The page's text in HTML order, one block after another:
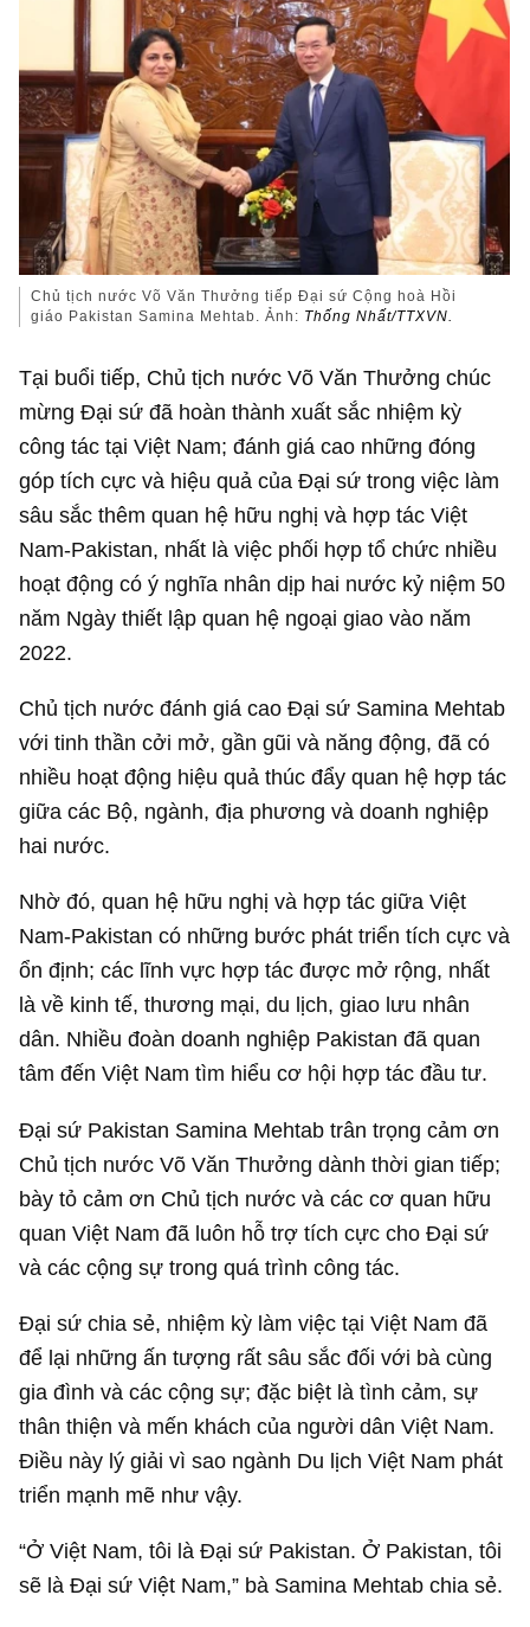
Chủ tịch nước Võ Văn Thưởng tiếp Đại sứ Cộng hoà Hồi
giáo Pakistan Samina Mehtab. Ảnh: Thống Nhất/TTXVN.
Tại buổi tiếp, Chủ tịch nước Võ Văn Thưởng chúc
mừng Đại sứ đã hoàn thành xuất sắc nhiệm kỳ
công tác tại Việt Nam; đánh giá cao những đóng
góp tích cực và hiệu quả của Đại sứ trong việc làm
sâu sắc thêm quan hệ hữu nghị và hợp tác Việt
Nam-Pakistan, nhất là việc phối hợp tổ chức nhiều
hoạt động có ý nghĩa nhân dịp hai nước kỷ niệm 50
năm Ngày thiết lập quan hệ ngoại giao vào năm
2022.
Chủ tịch nước đánh giá cao Đại sứ Samina Mehtab
với tinh thần cởi mở, gần gũi và năng động, đã có
nhiều hoạt động hiệu quả thúc đẩy quan hệ hợp tác
giữa các Bộ, ngành, địa phương và doanh nghiệp
hai nước.
Nhờ đó, quan hệ hữu nghị và hợp tác giữa Việt
Nam-Pakistan có những bước phát triển tích cực và
ổn định; các lĩnh vực hợp tác được mở rộng, nhất
là về kinh tế, thương mại, du lịch, giao lưu nhân
dân. Nhiều đoàn doanh nghiệp Pakistan đã quan
tâm đến Việt Nam tìm hiểu cơ hội hợp tác đầu tư.
Đại sứ Pakistan Samina Mehtab trân trọng cảm ơn
Chủ tịch nước Võ Văn Thưởng dành thời gian tiếp;
bày tỏ cảm ơn Chủ tịch nước và các cơ quan hữu
quan Việt Nam đã luôn hỗ trợ tích cực cho Đại sứ
và các cộng sự trong quá trình công tác.
Đại sứ chia sẻ, nhiệm kỳ làm việc tại Việt Nam đã
để lại những ấn tượng rất sâu sắc đối với bà cùng
gia đình và các cộng sự; đặc biệt là tình cảm, sự
thân thiện và mến khách của người dân Việt Nam.
Điều này lý giải vì sao ngành Du lịch Việt Nam phát
triển mạnh mẽ như vậy.
“Ở Việt Nam, tôi là Đại sứ Pakistan. Ở Pakistan, tôi
sẽ là Đại sứ Việt Nam,” bà Samina Mehtab chia sẻ.